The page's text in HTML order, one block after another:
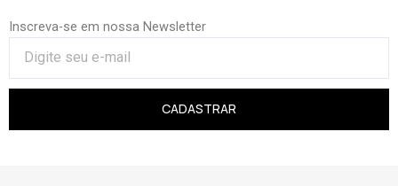
Inscreva-se em nossa Newsletter
CADASTRAR